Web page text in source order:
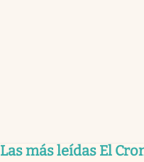
Las más leídas El